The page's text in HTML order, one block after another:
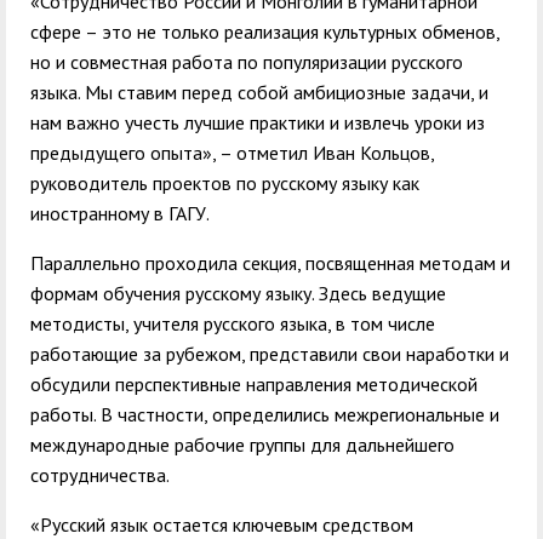
сфере – это не только реализация культурных обменов,
но и совместная работа по популяризации русского
языка. Мы ставим перед собой амбициозные задачи, и
нам важно учесть лучшие практики и извлечь уроки из
предыдущего опыта», – отметил Иван Кольцов,
руководитель проектов по русскому языку как
иностранному в ГАГУ.
Параллельно проходила секция, посвященная методам и
формам обучения русскому языку. Здесь ведущие
методисты, учителя русского языка, в том числе
работающие за рубежом, представили свои наработки и
обсудили перспективные направления методической
работы. В частности, определились межрегиональные и
международные рабочие группы для дальнейшего
сотрудничества.
«Русский язык остается ключевым средством